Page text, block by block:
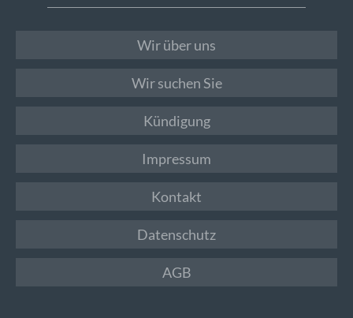
Wir über uns
Wir suchen Sie
Kündigung
Impressum
Kontakt
Datenschutz
AGB